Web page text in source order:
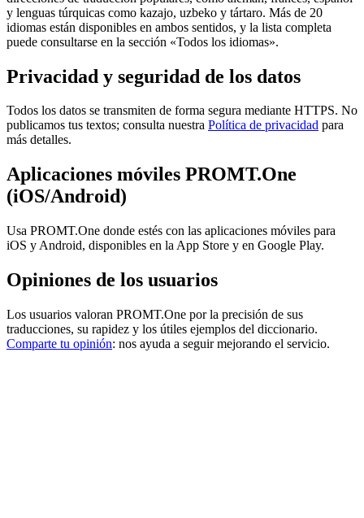
y lenguas túrquicas como kazajo, uzbeko y tártaro. Más de 20
idiomas están disponibles en ambos sentidos, y la lista completa
puede consultarse en la sección «Todos los idiomas».
Privacidad y seguridad de los datos
Todos los datos se transmiten de forma segura mediante HTTPS. No
publicamos tus textos; consulta nuestra Política de privacidad para
más detalles.
Aplicaciones móviles PROMT.One
(iOS/Android)
Usa PROMT.One donde estés con las aplicaciones móviles para
iOS y Android, disponibles en la App Store y en Google Play.
Opiniones de los usuarios
Los usuarios valoran PROMT.One por la precisión de sus
traducciones, su rapidez y los útiles ejemplos del diccionario.
Comparte tu opinión: nos ayuda a seguir mejorando el servicio.